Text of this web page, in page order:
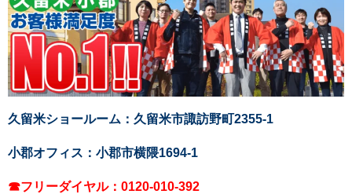
久留米ショールーム：久留米市諏訪野町2355-1
小郡オフィス：小郡市横隈1694-1
☎フリーダイヤル：0120-010-392